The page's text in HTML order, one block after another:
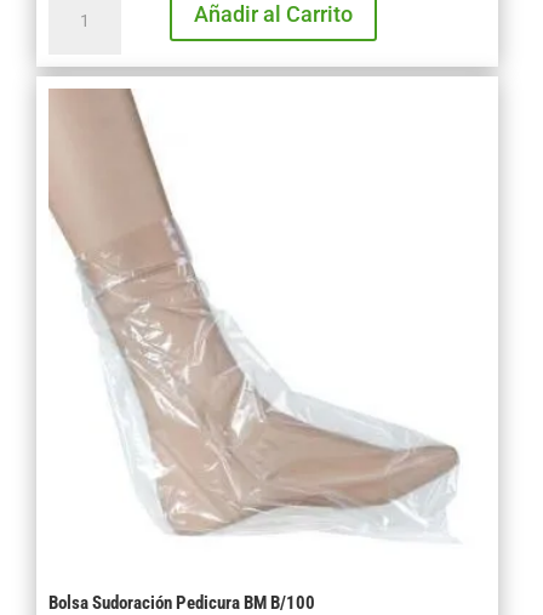
Sudoración
Manicura
BM
Añadir al Carrito
Bolsa Sudoración Pedicura BM B/100